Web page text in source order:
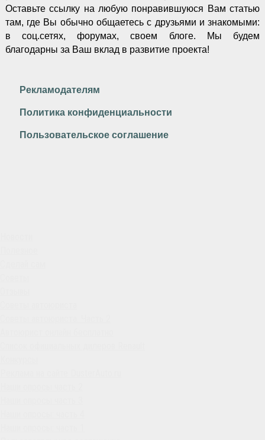
Оставьте ссылку на любую понравившуюся Вам статью
там, где Вы обычно общаетесь с друзьями и знакомыми:
в соц.сетях, форумах, своем блоге. Мы будем
благодарны за Ваш вклад в развитие проекта!
Рекламодателям
Политика конфиденциальности
Пользовательское соглашение